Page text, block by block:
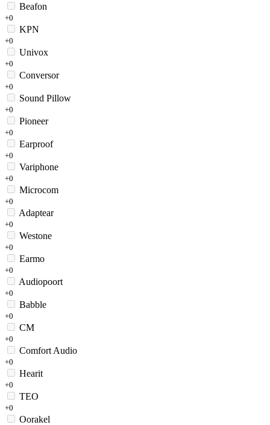
Beafon
+0
KPN
+0
Univox
+0
Conversor
+0
Sound Pillow
+0
Pioneer
+0
Earproof
+0
Variphone
+0
Microcom
+0
Adaptear
+0
Westone
+0
Earmo
+0
Audiopoort
+0
Babble
+0
CM
+0
Comfort Audio
+0
Hearit
+0
TEO
+0
Oorakel